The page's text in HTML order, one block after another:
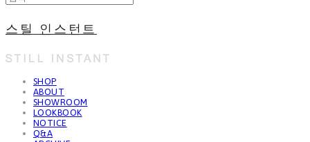
스틸 인스턴트
SHOP
ABOUT
SHOWROOM
LOOKBOOK
NOTICE
Q&A